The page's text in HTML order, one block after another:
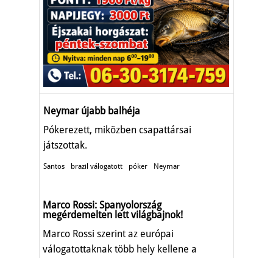
Neymar újabb balhéja
Pókerezett, miközben csapattársai
játszottak.
Santos brazil válogatott póker Neymar
Marco Rossi: Spanyolország
megérdemelten lett világbajnok!
Marco Rossi szerint az európai
válogatottaknak több hely kellene a